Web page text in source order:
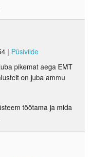
| Püsiviide
pikemat aega EMT
on juba ammu
töötama ja mida